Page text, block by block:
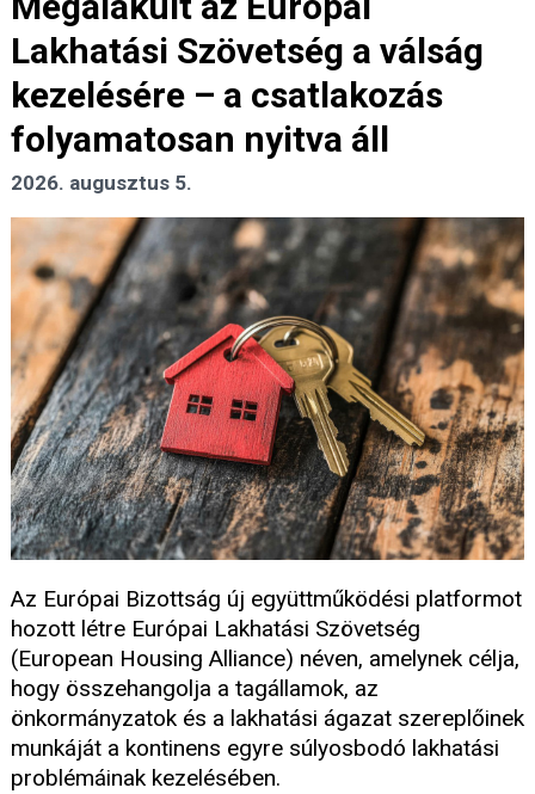
Lakhatási Szövetség a válság
kezelésére – a csatlakozás
folyamatosan nyitva áll
2026. augusztus 5.
Az Európai Bizottság új együttműködési platformot
hozott létre Európai Lakhatási Szövetség
(European Housing Alliance) néven, amelynek célja,
hogy összehangolja a tagállamok, az
önkormányzatok és a lakhatási ágazat szereplőinek
munkáját a kontinens egyre súlyosbodó lakhatási
problémáinak kezelésében.